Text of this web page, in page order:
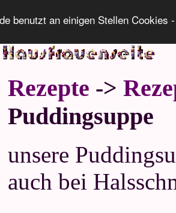
benutzt an einigen Stellen
Rezepte ->
Puddingsuppe
unsere
auch bei